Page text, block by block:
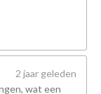
2 jaar geleden
wat een